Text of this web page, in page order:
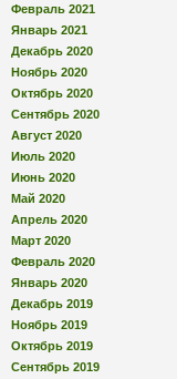
Февраль 2021
Январь 2021
Декабрь 2020
Ноябрь 2020
Октябрь 2020
Сентябрь 2020
Август 2020
Июль 2020
Июнь 2020
Май 2020
Апрель 2020
Март 2020
Февраль 2020
Январь 2020
Декабрь 2019
Ноябрь 2019
Октябрь 2019
Сентябрь 2019